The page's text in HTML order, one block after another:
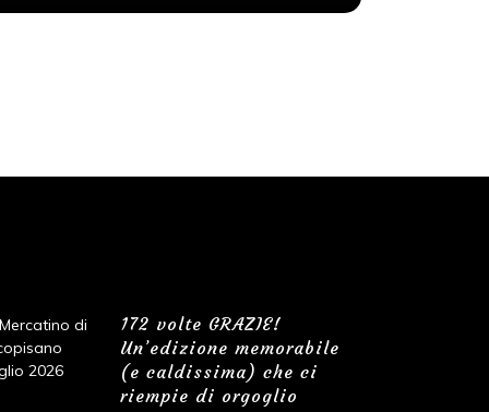
172 volte GRAZIE!
Un’edizione memorabile
(e caldissima) che ci
riempie di orgoglio